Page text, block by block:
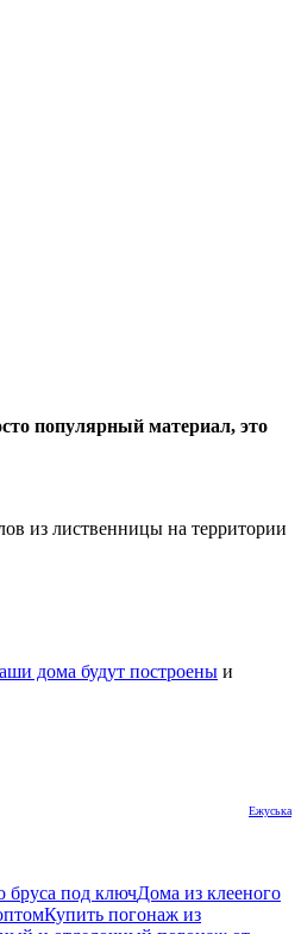
популярный материал, это
из лиственницы на территории
дома будут построены и
Ежуська
бруса под ключДома из клееного
Купить погонаж из